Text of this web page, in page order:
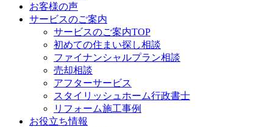
お客様の声
サービスのご案内
サービスのご案内TOP
初めての住まい探し相談
ファイナンシャルプラン相談
売却相談
アフターサービス
スタイリッシュホーム行政書士
リフォーム施工事例
お役立ち情報